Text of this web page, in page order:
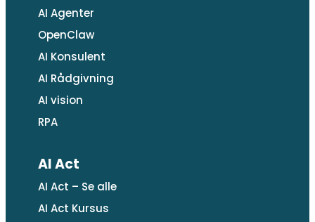
AI Agenter
OpenClaw
AI Konsulent
AI Rådgivning
AI vision
RPA
AI Act
AI Act – Se alle
AI Act Kursus